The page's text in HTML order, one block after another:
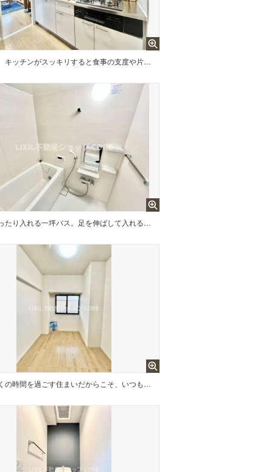
キッチンがスッキリすると食事の支度や片付けがはかどりますね。
ゆったり入れる一坪バス。足を伸ばして入れるサイズは一日の疲れを癒すのに嬉しい広さですね。
多くの時間を過ごす住まいだからこそ、いつも快適な場所であるように心掛けています